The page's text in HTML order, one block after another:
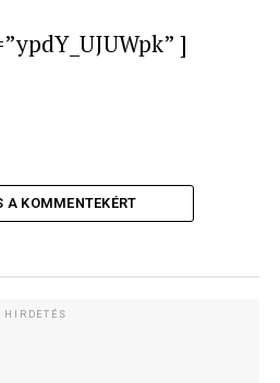
]
A KOMMENTEKÉRT
HIRDETÉS